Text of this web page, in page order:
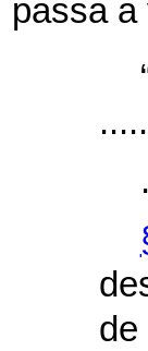
passa a